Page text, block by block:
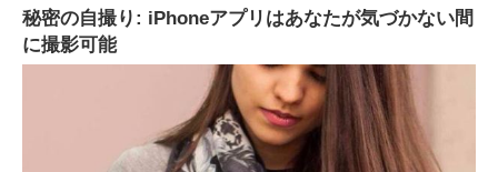
秘密の自撮り: iPhoneアプリはあなたが気づかない間
に撮影可能